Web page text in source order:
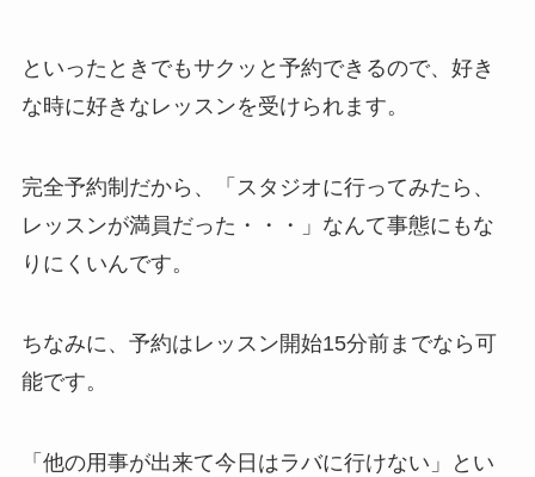
といったときでもサクッと予約できるので、好き
な時に好きなレッスンを受けられます。
完全予約制だから、
「スタジオに行ってみたら、
レッスンが満員だった・・・」 なんて事態にもな
りにくいんです。
ちなみに、予約はレッスン開始15分前までなら可
能です。
「他の用事が出来て今日はラバに行けない」
とい